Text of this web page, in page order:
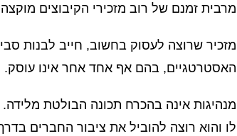
מרבית זמנם של רוב מזכירי הקיבוצים
מזכיר שרוצה לעסוק בחשוב, חייב לבנות
האסטרטגיים, בהם אף אחד אחר אינו עוסק.
מנהיגות אינה בהכרח תכונה הבולטת
לו והוא רוצה להוביל את ציבור החברים בדרך